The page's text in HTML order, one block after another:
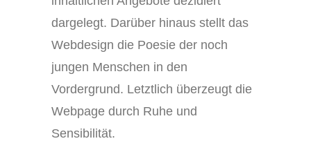
dargelegt. Darüber hinaus stellt das
Webdesign die Poesie der noch
jungen Menschen in den
Vordergrund. Letztlich überzeugt die
Webpage durch Ruhe und
Sensibilität.